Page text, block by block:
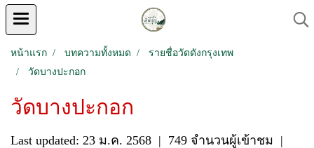
หน้าแรก บทความทั้งหมด
รายชื่อวัดดังกรุงเทพ
วัดบางปะกอก
วัดบางปะกอก
Last updated: 23 ม.ค. 2568 | 749 จำนวนผู้เข้าชม |